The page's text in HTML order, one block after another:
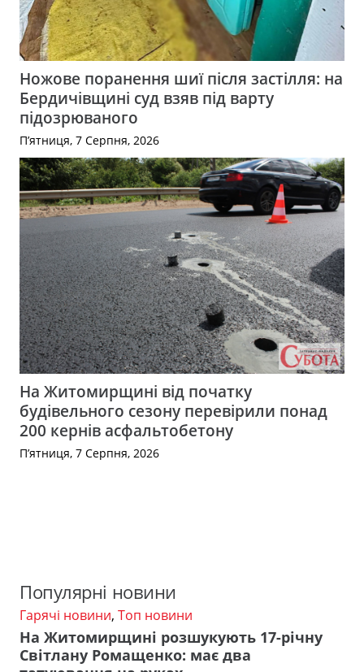
Ножове поранення шиї після застілля: на
Бердичівщині суд взяв під варту
підозрюваного
П’ятниця, 7 Серпня, 2026
На Житомирщині від початку
будівельного сезону перевірили понад
200 кернів асфальтобетону
П’ятниця, 7 Серпня, 2026
Популярні новини
Гарячі новини, Топ новини
На Житомирщині розшукують 17-річну
Світлану Ромащенко: має два